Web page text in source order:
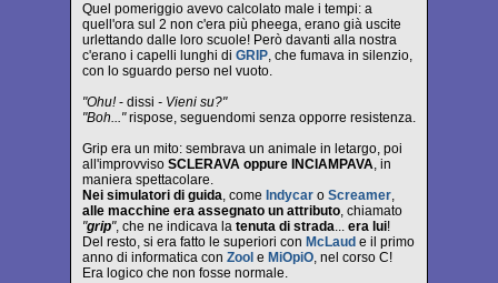
Quel pomeriggio avevo calcolato male i tempi: a
quell'ora sul 2 non c'era più pheega, erano già uscite
urlettando dalle loro scuole! Però davanti alla nostra
c'erano i capelli lunghi di GRIP, che fumava in silenzio,
con lo sguardo perso nel vuoto.
"Ohu!- dissi - Vieni su?"
"Boh..."rispose, seguendomi senza opporre resistenza.
Grip era un mito: sembrava un animale in letargo, poi
all'improvviso SCLERAVA oppure INCIAMPAVA, in
maniera spettacolare.
Nei simulatori di guida, come Indycar o Screamer,
alle macchine era assegnato un attributo, chiamato
"grip", che ne indicava la tenuta di strada... era lui!
Del resto, si era fatto le superiori con McLaud e il primo
anno di informatica con Zool e MiOpiO, nel corso C!
Era logico che non fosse normale.